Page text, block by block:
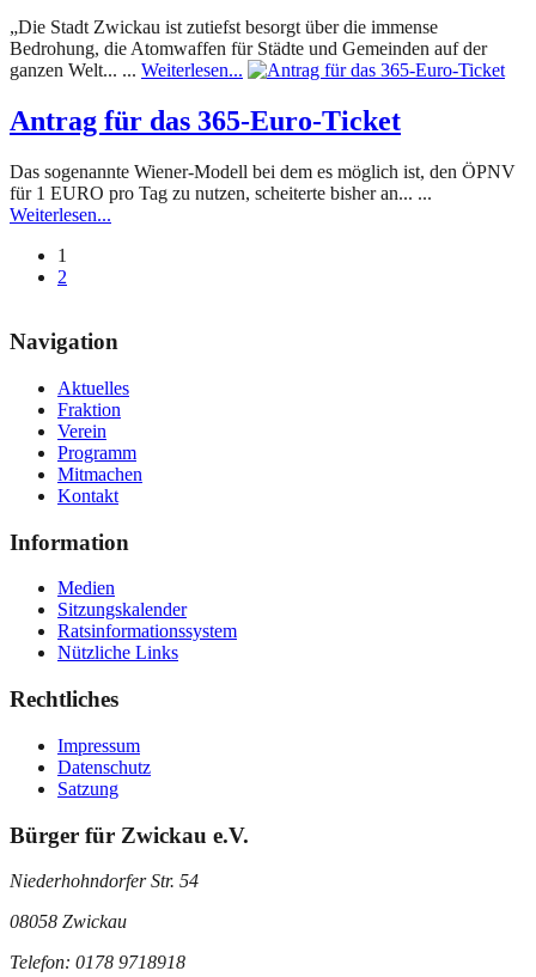
„Die Stadt Zwickau ist zutiefst besorgt über die immense
Bedrohung, die Atomwaffen für Städte und Gemeinden auf der
ganzen Welt... ... Weiterlesen...
Antrag für das 365-Euro-Ticket
Das sogenannte Wiener-Modell bei dem es möglich ist, den ÖPNV
für 1 EURO pro Tag zu nutzen, scheiterte bisher an... ...
Weiterlesen...
1
2
Navigation
Aktuelles
Fraktion
Verein
Programm
Mitmachen
Kontakt
Information
Medien
Sitzungskalender
Ratsinformationssystem
Nützliche Links
Rechtliches
Impressum
Datenschutz
Satzung
Bürger für Zwickau e.V.
Niederhohndorfer Str. 54
08058 Zwickau
Telefon: 0178 9718918